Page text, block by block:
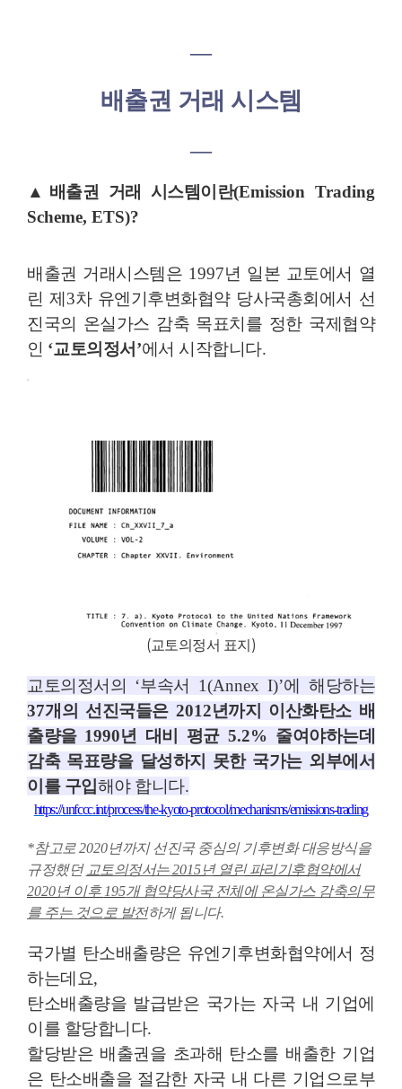
―
배출권 거래 시스템
―
▲ 배출권 거래 시스템이란(Emission Trading
Scheme, ETS)?
배출권 거래시스템은 1997년 일본 교토에서 열
린 제 3차 유엔기후변화협약 당사국총회에서 선
진국의 온실가스 감축 목표치를 정한 국제협약
인 ‘교토의정서 ’에서 시작합니다.
(교토의정서 표지)
교토의정서의 ‘부속서 1(Annex I)’에 해당하는
37개의 선진국들은 2012년까지 이산화탄소 배
출량을 1990년 대비 평균 5.2% 줄여야하는데
감축 목표량을 달성하지 못한 국가는 외부에서
이를 구입해야 합니다.
https://unfccc.int/process/the-kyoto-protocol/mechanisms/emissions-trading
*참고로2020년까지 선진국 중심의 기후변화 대응방식을
규정했던 교토의정서는2015년 열린 파리기후협약에서
2020년 이후 195개 협약당사국 전체에 온실가스 감축의무
를 주는 것으로 발전하게 됩니다.
국가별 탄소배출량은 유엔기후변화협약에서 정
하는데요,
탄소배출량을 발급받은 국가는 자국 내 기업에
이를 할당합니다.
할당받은 배출권을 초과해 탄소를 배출한 기업
은 탄소배출을 절감한 자국 내 다른 기업으로부